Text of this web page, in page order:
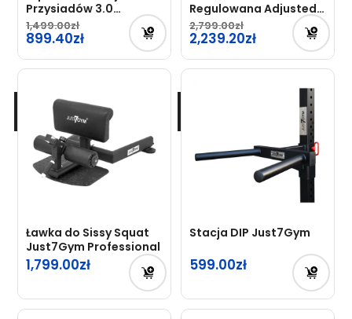
Przysiadów 3.0
Just7Gym
1,499.00
Pierwotna
cena
899.40
Aktualna
wynosi:
899.40zł.
Regulowana Adjusted
Abdomen Bench
Just7Gym Professional
2,799.00
Pierwotna
cena
2,239.20
Aktualna
Ławka do Sissy Squat
Just7Gym Professional
1,799.00
Stacja DIP Just7Gym
599.00